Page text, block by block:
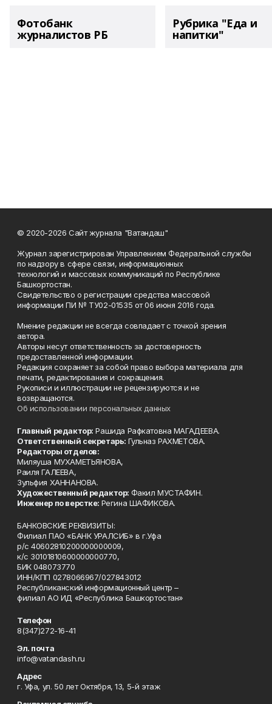
Фотобанк
журналистов РБ
Рубрика "Еда и
напитки"
© 2020-2026 Сайт журнала "Ватандаш"
Журнал зарегистрирован Управлением Федеральной службы
по надзору в сфере связи, информационных
технологий и массовых коммуникаций по Республике
Башкортостан.
Свидетельство о регистрации средства массовой
информации ПИ № ТУ02-01535 от 06 июня 2016 года.
Мнение редакции не всегда совпадает с точкой зрения
автора.
Авторы несут ответственность за достоверность
предоставленной информации.
Редакция сохраняет за собой право выбора материала для
печати, редактирования и сокращения.
Рукописи и иллюстрации не рецензируются и не
возвращаются.
Об использовании персональных данных
Главный редактор: Рашида Рафкатовна МАГАДЕЕВА.
Ответственный секретарь: Гульназ РАХМЕТОВА.
Редакторы отделов:
Миляуша МУХАМЕТЬЯНОВА,
Раиля ГАЛЕЕВА,
Зульфия ХАННАНОВА.
Художественный редактор: Факил МУСТАФИН.
Инженер по верстке: Регина ШАФИКОВА.
БАНКОВСКИЕ РЕКВИЗИТЫ:
Филиал ПАО «БАНК УРАЛСИБ» в г.Уфа
р/с 40602810200000000009,
к/с 30101810600000000770,
БИК 048073770
ИНН/КПП 0278066967/027843012
Республиканский информационный центр –
филиал АО ИД «Республика Башкортостан»
Телефон
8(347)272-16-41
Эл. почта
info@vatandash.ru
Адрес
г. Уфа, ул. 50 лет Октября, 13, 5-й этаж